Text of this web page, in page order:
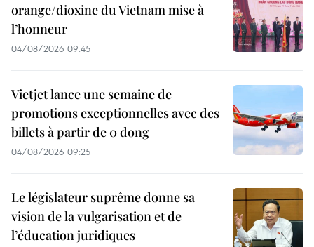
orange/dioxine du Vietnam mise à
l’honneur
04/08/2026 09:45
Vietjet lance une semaine de
promotions exceptionnelles avec des
billets à partir de 0 dong
04/08/2026 09:25
Le législateur suprême donne sa
vision de la vulgarisation et de
l’éducation juridiques